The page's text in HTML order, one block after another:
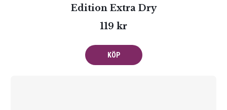
Edition Extra Dry
119 kr
KÖP